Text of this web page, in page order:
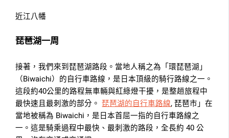
近江八幡
琵琶湖一周
接著，我們來到琵琶湖路段。當地人稱之為「環琵琶湖」
（Biwaichi）的自行車路線，是日本頂級的騎行路線之一。
這段約40公里的路程無車輛與紅綠燈干擾，是整趟旅程中
最快速且最刺激的部分。琵琶湖的自行車路線, 琵琶市」在
當地被稱為 Biwaichi，是日本首屈一指的自行車路線之
一。這是騎乘過程中最快、最刺激的路段，全長約 40 公